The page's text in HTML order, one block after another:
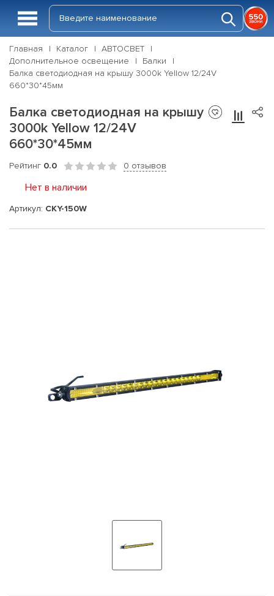
Главная Каталог
АВТОСВЕТ
Дополнительное освещение
Балки
Балка светодиодная на крышу 3000k Yellow 12/24V
660*30*45мм
Балка светодиодная на крышу
3000k Yellow 12/24V
660*30*45мм
Рейтинг 0.0 0 отзывов
Нет в наличии
Артикул: CKY-150W